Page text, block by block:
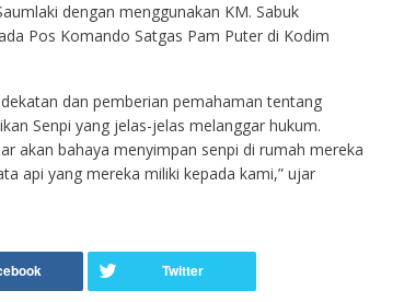
dengan menggunakan KM. Sabuk
Pos Komando Satgas Pam Puter di Kodim
dan pemberian pemahaman tentang
Senpi yang jelas-jelas melanggar hukum.
akan bahaya menyimpan senpi di rumah mereka
api yang mereka miliki kepada kami,” ujar